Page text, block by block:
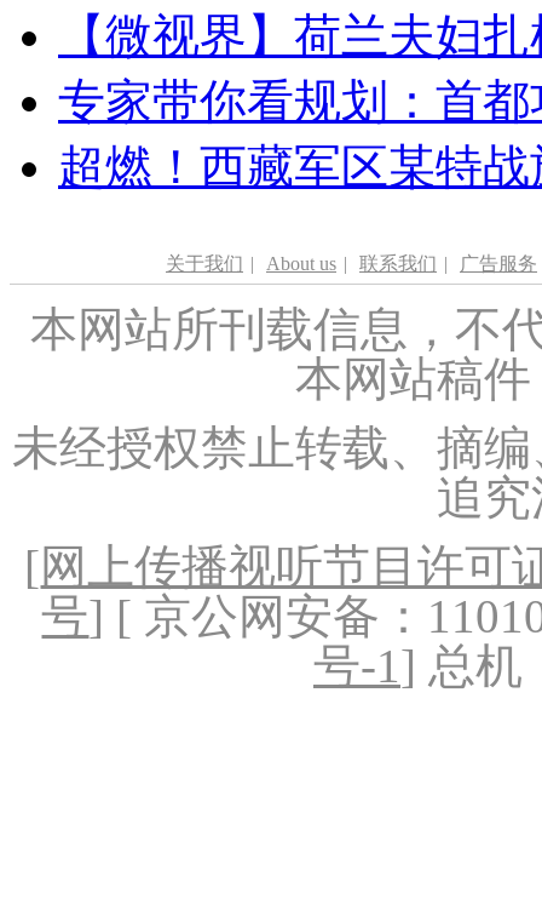
【微视界】荷兰夫妇
专家带你看规划：首
超燃！西藏军区某特
关于我们 | About us | 联系我们 | 广告服务
本网站所刊载信息，不
本网站稿
未经授权禁止转载、摘
追
[网上传播视听节目许可
号] [ 京公网安备：
号-1] 总机